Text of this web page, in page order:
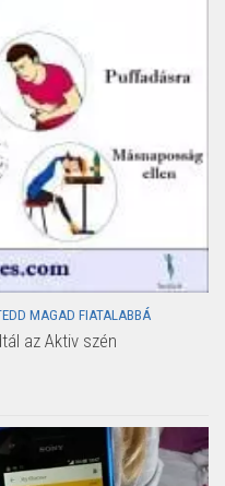
MAGAD FIATALABBÁ
az Aktiv szén